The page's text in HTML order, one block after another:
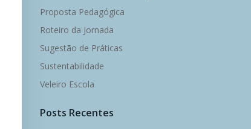
Proposta Pedagógica
Roteiro da Jornada
Sugestão de Práticas
Sustentabilidade
Veleiro Escola
Posts Recentes